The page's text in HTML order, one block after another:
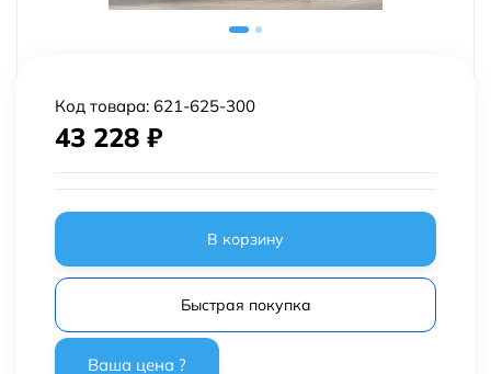
Код товара: 621-625-300
43 228 ₽
В корзину
Быстрая покупка